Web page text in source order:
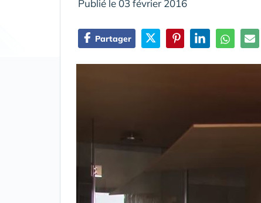
Publié le 03 février 2016
Partager